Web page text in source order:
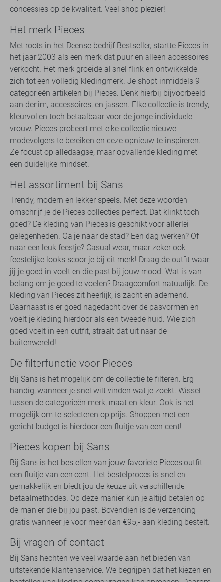
concessies op de kwaliteit. Veel shop plezier!
Het merk Pieces
Met roots in het Deense bedrijf Bestseller, startte Pieces in
het jaar 2003 als een merk dat puur en alleen accessoires
verkocht. Het merk groeide al snel flink en ontwikkelde
zich tot een volledig kledingmerk. Je shopt inmiddels 9
categorieën artikelen bij Pieces. Denk hierbij bijvoorbeeld
aan denim, accessoires, en jassen. Elke collectie is trendy,
kleurvol en toch betaalbaar voor de jonge individuele
vrouw. Pieces probeert met elke collectie nieuwe
modevolgers te bereiken en deze opnieuw te inspireren.
Ze focust op alledaagse, maar opvallende kleding met
een duidelijke mindset.
Het assortiment bij Sans
Trendy, modern en lekker speels. Met deze woorden
omschrijf je de Pieces collecties perfect. Dat klinkt toch
goed? De kleding van Pieces is geschikt voor allerlei
gelegenheden. Ga je naar de stad? Een dag werken? Of
naar een leuk feestje? Casual wear, maar zeker ook
feestelijke looks scoor je bij dit merk! Draag de outfit waar
jij je goed in voelt en die past bij jouw mood. Wat is van
belang om je goed te voelen? Draagcomfort natuurlijk. De
kleding van Pieces zit heerlijk, is zacht en ademend.
Daarnaast is er goed nagedacht over de pasvormen en
voelt je kleding hierdoor als een tweede huid. Wie zich
goed voelt in een outfit, straalt dat uit naar de
buitenwereld!
De filterfunctie voor Pieces
Bij Sans is het mogelijk om de collectie te filteren. Erg
handig, wanneer je snel wilt vinden wat je zoekt. Wissel
tussen de categorieën merk, maat en kleur. Ook is het
mogelijk om te selecteren op prijs. Shoppen met een
gericht budget is hierdoor een fluitje van een cent!
Pieces kopen bij Sans
Bij Sans is het bestellen van jouw favoriete Pieces outfit
een fluitje van een cent. Het bestelproces is snel en
gemakkelijk en biedt jou de keuze uit verschillende
betaalmethodes. Op deze manier kun je altijd betalen op
de manier die bij jou past. Bovendien is de verzending
gratis wanneer je voor meer dan €95,- aan kleding bestelt.
Bij vragen of contact
Bij Sans hechten we veel waarde aan het bieden van
uitstekende klantenservice. We begrijpen dat het kiezen en